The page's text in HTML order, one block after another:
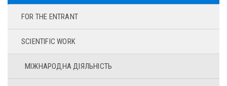
FOR THE ENTRANT
SCIENTIFIC WORK
МІЖНАРОДНА ДІЯЛЬНІСТЬ